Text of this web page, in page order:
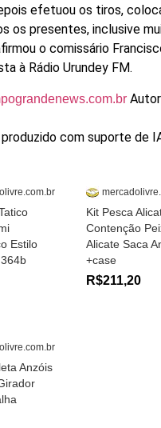
efetuou os tiros,
os presentes, inclusive
o comissário
à Rádio Urundey FM.
com suporte de
Estilo
Kit Pesca
Contenção
Alicate Saca
+case
R$211,20
Anzóis